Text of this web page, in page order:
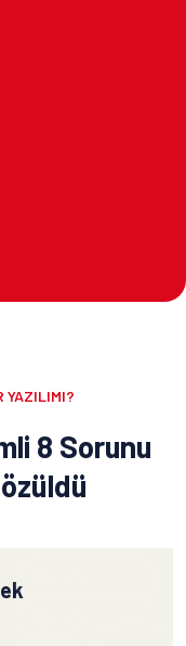
YAZILIMI?
8 Sorunu